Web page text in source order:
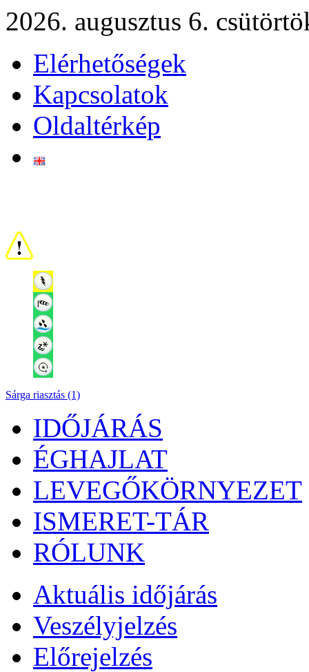
2026. augusztus 6.
Elérhetőségek
Kapcsolatok
Oldaltérkép
Sárga riasztás (1)
IDŐJÁRÁS
ÉGHAJLAT
LEVEGŐKÖRNYEZET
ISMERET-TÁR
RÓLUNK
Aktuális időjárás
Veszélyjelzés
Előrejelzés